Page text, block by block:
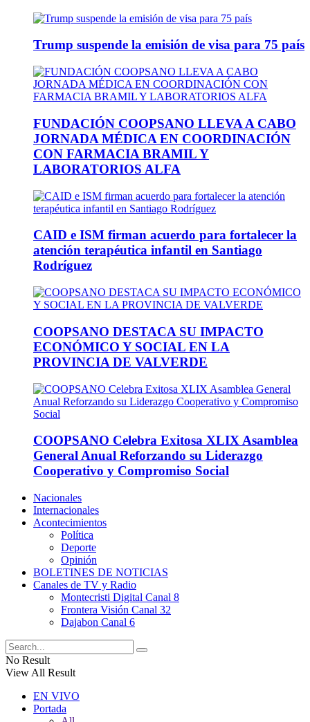
Trump suspende la emisión de visa para 75 país
FUNDACIÓN COOPSANO LLEVA A CABO
JORNADA MÉDICA EN COORDINACIÓN
CON FARMACIA BRAMIL Y
LABORATORIOS ALFA
CAID e ISM firman acuerdo para fortalecer la
atención terapéutica infantil en Santiago
Rodríguez
COOPSANO DESTACA SU IMPACTO
ECONÓMICO Y SOCIAL EN LA
PROVINCIA DE VALVERDE
COOPSANO Celebra Exitosa XLIX Asamblea
General Anual Reforzando su Liderazgo
Cooperativo y Compromiso Social
Nacionales
Internacionales
Acontecimientos
Política
Deporte
Opinión
BOLETINES DE NOTICIAS
Canales de TV y Radio
Montecristi Digital Canal 8
Frontera Visión Canal 32
Dajabon Canal 6
No Result
View All Result
EN VIVO
Portada